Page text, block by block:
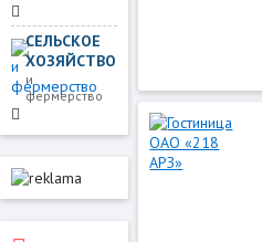
СЕЛЬСКОЕ
ХОЗЯЙСТВО
и
фермерство